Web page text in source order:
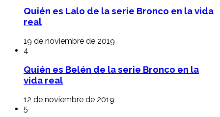
Quién es Lalo de la serie Bronco en la vida
real
19 de noviembre de 2019
4
Quién es Belén de la serie Bronco en la
vida real
12 de noviembre de 2019
5